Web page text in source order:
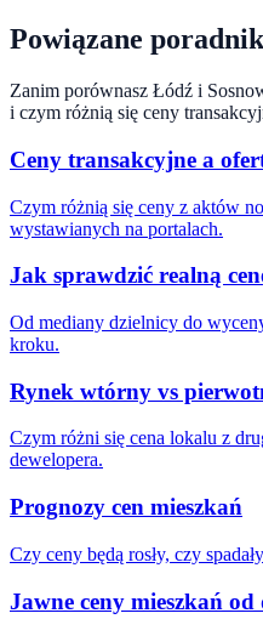
Powiązane
Zanim porównasz Łódź i
i czym różnią się ceny
Ceny transakcyjne a
Czym różnią się ceny z aktów
wystawianych na portalach.
Jak sprawdzić realną
Od mediany dzielnicy do
kroku.
Rynek wtórny vs
Czym różni się cena lokalu z
dewelopera.
Prognozy cen mieszkań
Czy ceny będą rosły, czy
Jawne ceny mieszkań od